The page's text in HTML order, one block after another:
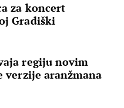
za koncert
Gradiški
regiju novim
aranžmana